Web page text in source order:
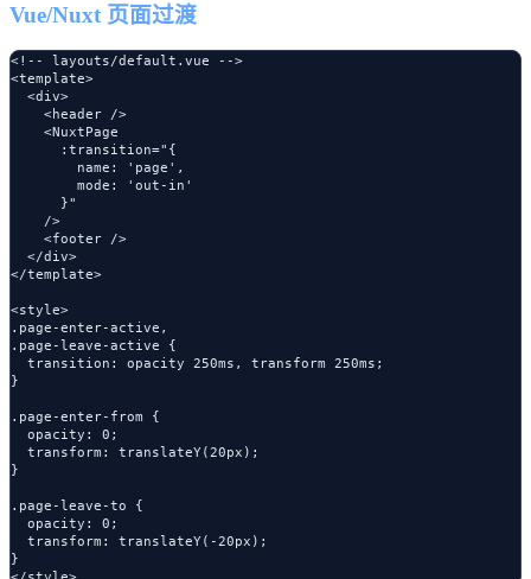
Vue/Nuxt 页面过渡
<!-- layouts/default.vue -->
<template>
  <div>
    <header />
    <NuxtPage
      :transition="{
        name: 'page',
        mode: 'out-in'
      }"
    />
    <footer />
  </div>
</template>
<style>
.page-enter-active,
.page-leave-active {
  transition: opacity 250ms, transform 250ms;
}
.page-enter-from {
  opacity: 0;
  transform: translateY(20px);
}
.page-leave-to {
  opacity: 0;
  transform: translateY(-20px);
}